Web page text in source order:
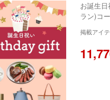
お誕生
ラン)コ
掲載アイ